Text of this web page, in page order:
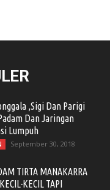
,Sigi Dan Parigi
Dan Jaringan
Lumpuh
September 30, 2018
TIRTA MANAKARRA
KECIL TAPI